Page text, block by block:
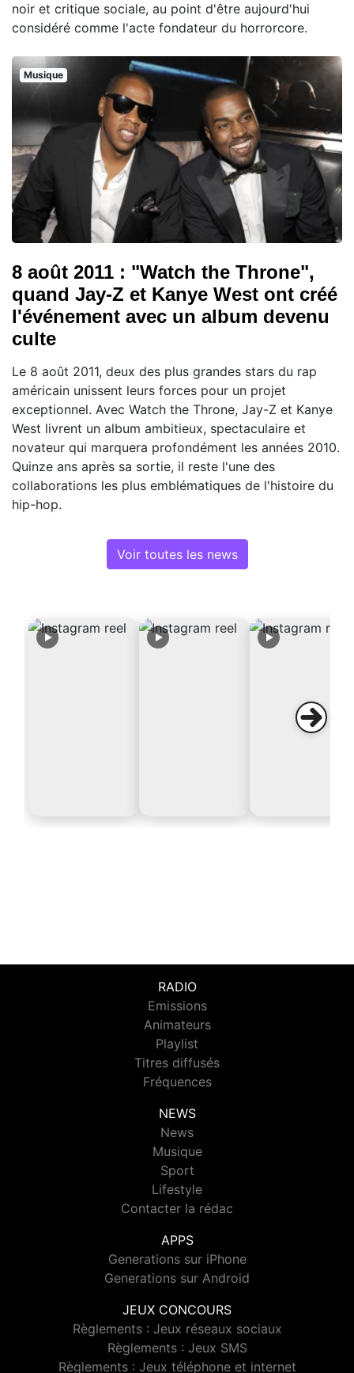
noir et critique sociale, au point d'être aujourd'hui
considéré comme l'acte fondateur du horrorcore.
Musique
8 août 2011 : "Watch the Throne",
quand Jay-Z et Kanye West ont créé
l'événement avec un album devenu
culte
Le 8 août 2011, deux des plus grandes stars du rap
américain unissent leurs forces pour un projet
exceptionnel. Avec Watch the Throne, Jay-Z et Kanye
West livrent un album ambitieux, spectaculaire et
novateur qui marquera profondément les années 2010.
Quinze ans après sa sortie, il reste l'une des
collaborations les plus emblématiques de l'histoire du
hip-hop.
Voir toutes les news
RADIO
Emissions
Animateurs
Playlist
Titres diffusés
Fréquences
NEWS
News
Musique
Sport
Lifestyle
Contacter la rédac
APPS
Generations sur iPhone
Generations sur Android
JEUX CONCOURS
Règlements : Jeux réseaux sociaux
Règlements : Jeux SMS
Règlements : Jeux téléphone et internet